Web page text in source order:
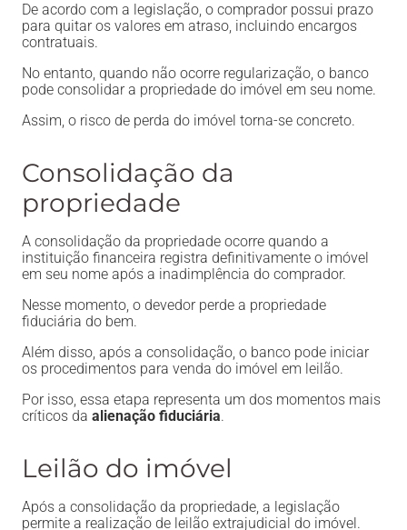
De acordo com a legislação, o comprador possui prazo
para quitar os valores em atraso, incluindo encargos
contratuais.
No entanto, quando não ocorre regularização, o banco
pode consolidar a propriedade do imóvel em seu nome.
Assim, o risco de perda do imóvel torna-se concreto.
Consolidação da
propriedade
A consolidação da propriedade ocorre quando a
instituição financeira registra definitivamente o imóvel
em seu nome após a inadimplência do comprador.
Nesse momento, o devedor perde a propriedade
fiduciária do bem.
Além disso, após a consolidação, o banco pode iniciar
os procedimentos para venda do imóvel em leilão.
Por isso, essa etapa representa um dos momentos mais
críticos da alienação fiduciária.
Leilão do imóvel
Após a consolidação da propriedade, a legislação
permite a realização de leilão extrajudicial do imóvel.